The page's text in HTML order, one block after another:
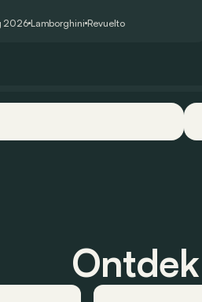
aan wat algemeen wordt
2026Lamborghini Revuelto